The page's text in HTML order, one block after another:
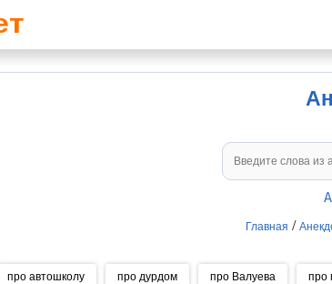
Главная /
про автошколу про дурдом про Валуева про